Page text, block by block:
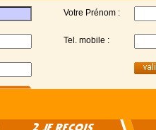
Votre Prénom :
Tel. mobile :